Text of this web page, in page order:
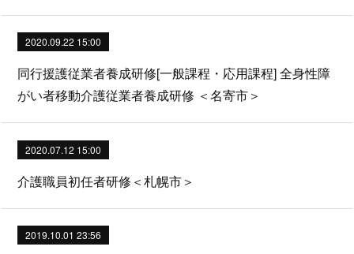
2020.09.22 15:00
同行援護従業者養成研修[一般課程・応用課程] 全身性障
がい者移動介護従業者養成研修 ＜名寄市＞
2020.07.12 15:00
介護職員初任者研修＜札幌市＞
2019.10.01 23:56